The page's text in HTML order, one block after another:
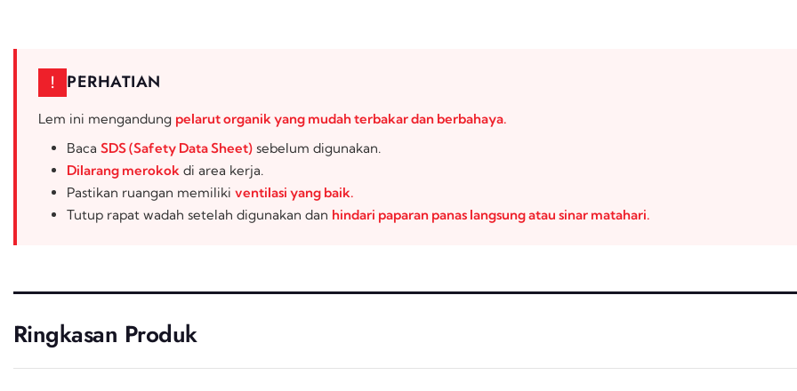
! PERHATIAN
Lem ini mengandung pelarut organik yang mudah terbakar dan berbahaya.
Baca SDS (Safety Data Sheet) sebelum digunakan.
Dilarang merokok di area kerja.
Pastikan ruangan memiliki ventilasi yang baik.
Tutup rapat wadah setelah digunakan dan hindari paparan panas langsung atau sinar matahari.
Ringkasan Produk